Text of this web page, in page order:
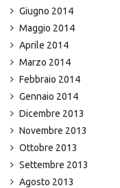
Giugno 2014
Maggio 2014
Aprile 2014
Marzo 2014
Febbraio 2014
Gennaio 2014
Dicembre 2013
Novembre 2013
Ottobre 2013
Settembre 2013
Agosto 2013